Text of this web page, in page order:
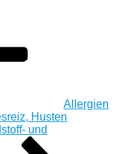
Allergien
Husten
und